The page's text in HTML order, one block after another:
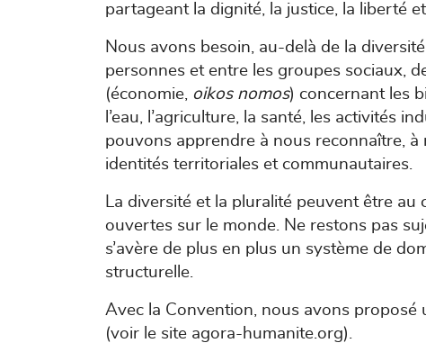
partageant la dignité, la justice, la liberté
Nous avons besoin, au-delà de la
personnes et entre les groupes sociaux,
(économie, oikos nomos) concernant les
l’eau, l’agriculture, la santé, les activités
pouvons apprendre à nous reconnaître,
identités territoriales et communautaires.
La diversité et la pluralité peuvent être
ouvertes sur le monde. Ne restons pas
s’avère de plus en plus un système de
structurelle.
Avec la Convention, nous avons proposé
(voir le site agora-humanite.org).